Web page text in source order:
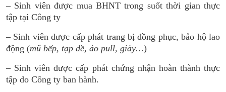
– Sinh viên được mua BHNT trong suốt thời gian thực
tập tại Công ty
– Sinh viên được cấp phát trang bị đồng phục, bảo hộ lao
động (mũ bếp, tạp dề, áo pull, giày…)
– Sinh viên được cấp phát chứng nhận hoàn thành thực
tập do Công ty ban hành.